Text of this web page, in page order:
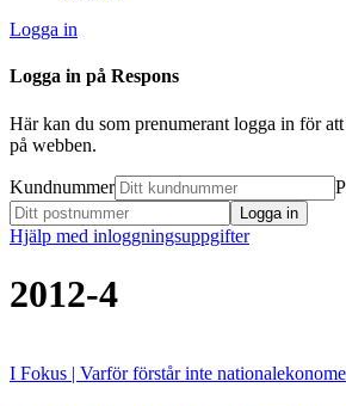
Logga in
Logga in på Respons
Här kan du som prenumerant logga in för
på webben.
Kundnummer
Hjälp med inloggningsuppgifter
2012-4
I Fokus | Varför förstår inte